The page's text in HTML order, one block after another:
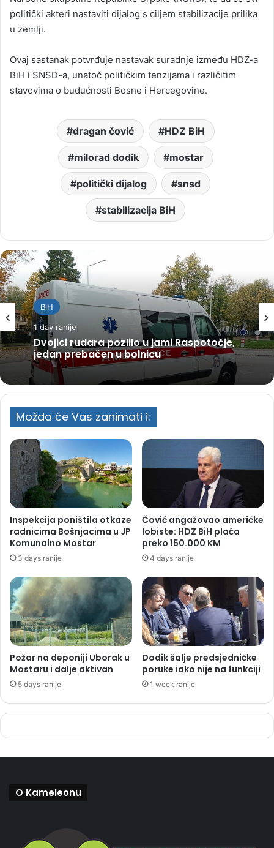
politički akteri nastaviti dijalog s ciljem stabilizacije prilika
u zemlji.
Ovaj sastanak potvrđuje nastavak suradnje između HDZ-a
BiH i SNSD-a, unatoč političkim tenzijama i različitim
stavovima o budućnosti Bosne i Hercegovine.
dragan čović HDZ BiH
milorad dodik mostar
politički dijalog snsd
stabilizacija BiH
BiH
1 day ranije
Dvojici rudara pozlilo u jami Raspotočje,
jedan prebačen u bolnicu
Možda će Vas zanimati i:
Inspekcija poništila otkaze
radnicima Bošnjacima u JP
Komunalno Mostar
3 days ranije
Čović angažovao američke
lobiste: HDZ BiH plaća
preko 150.000 KM
4 days ranije
Požar na deponiji Uborak u
Mostaru i dalje aktivan
5 days ranije
Dodik šalje predsjedničke
poruke iako nije na funkciji
1 week ranije
O Kameleonu